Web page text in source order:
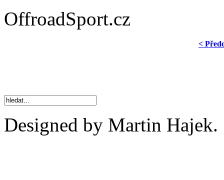
OffroadSport.cz
<
Designed by Martin Hajek.